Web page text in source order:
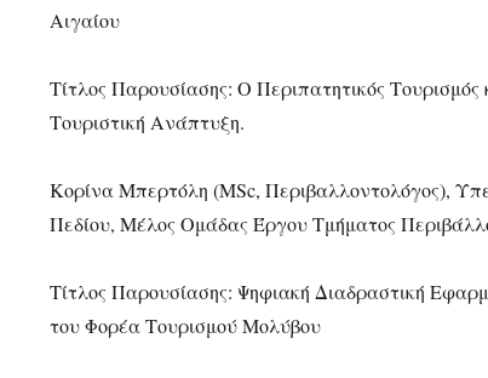
Αιγαίου
Τίτλος Παρουσίασης: Ο Περιπατητικός
Τουριστική Ανάπτυξη.
Κορίνα Μπερτόλη (MSc, Περιβαλλοντολόγος),
Πεδίου, Μέλος Ομάδας Έργου Τμήματος
Τίτλος Παρουσίασης: Ψηφιακή Διαδραστική
του Φορέα Τουρισμού Μολύβου